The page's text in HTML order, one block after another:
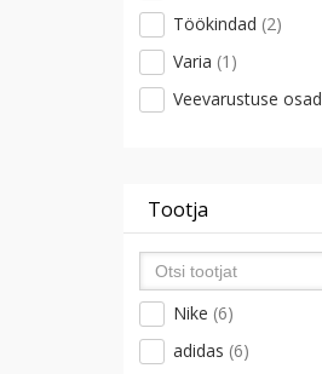
Töökindad (2)
Varia (1)
Veevarustuse osad
Tootja
Nike (6)
adidas (6)